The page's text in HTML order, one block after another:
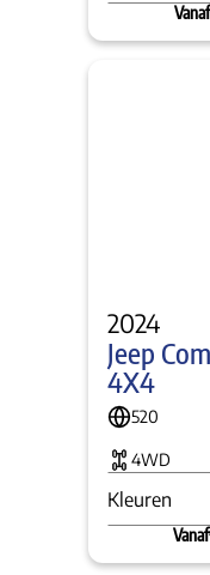
Vanaf
2024
Jeep
4X4
520
4WD
Kleuren
Vanaf